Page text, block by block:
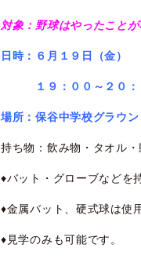
対象：野球はやったこと
日時：６ 月１９日（金）
１９：００～２０：
場所 ：保谷中学校グラウン
持ち物：飲み物・タオル
♦バット・グローブなどを
♦金属バット、硬式球は使
♦見学のみも可能です。